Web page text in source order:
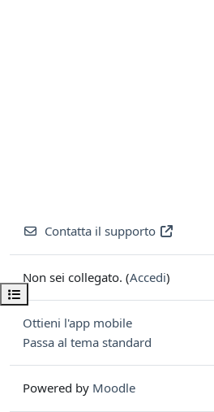
Apri indice del corso
Contatta il supporto
Non sei collegato. (Accedi)
Ottieni l'app mobile
Passa al tema standard
Powered by Moodle